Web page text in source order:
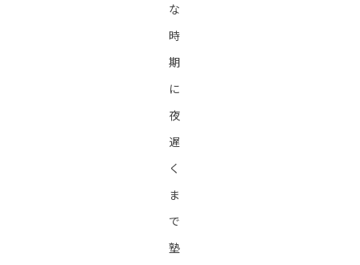
な
時
期
に
夜
遅
く
ま
で
塾